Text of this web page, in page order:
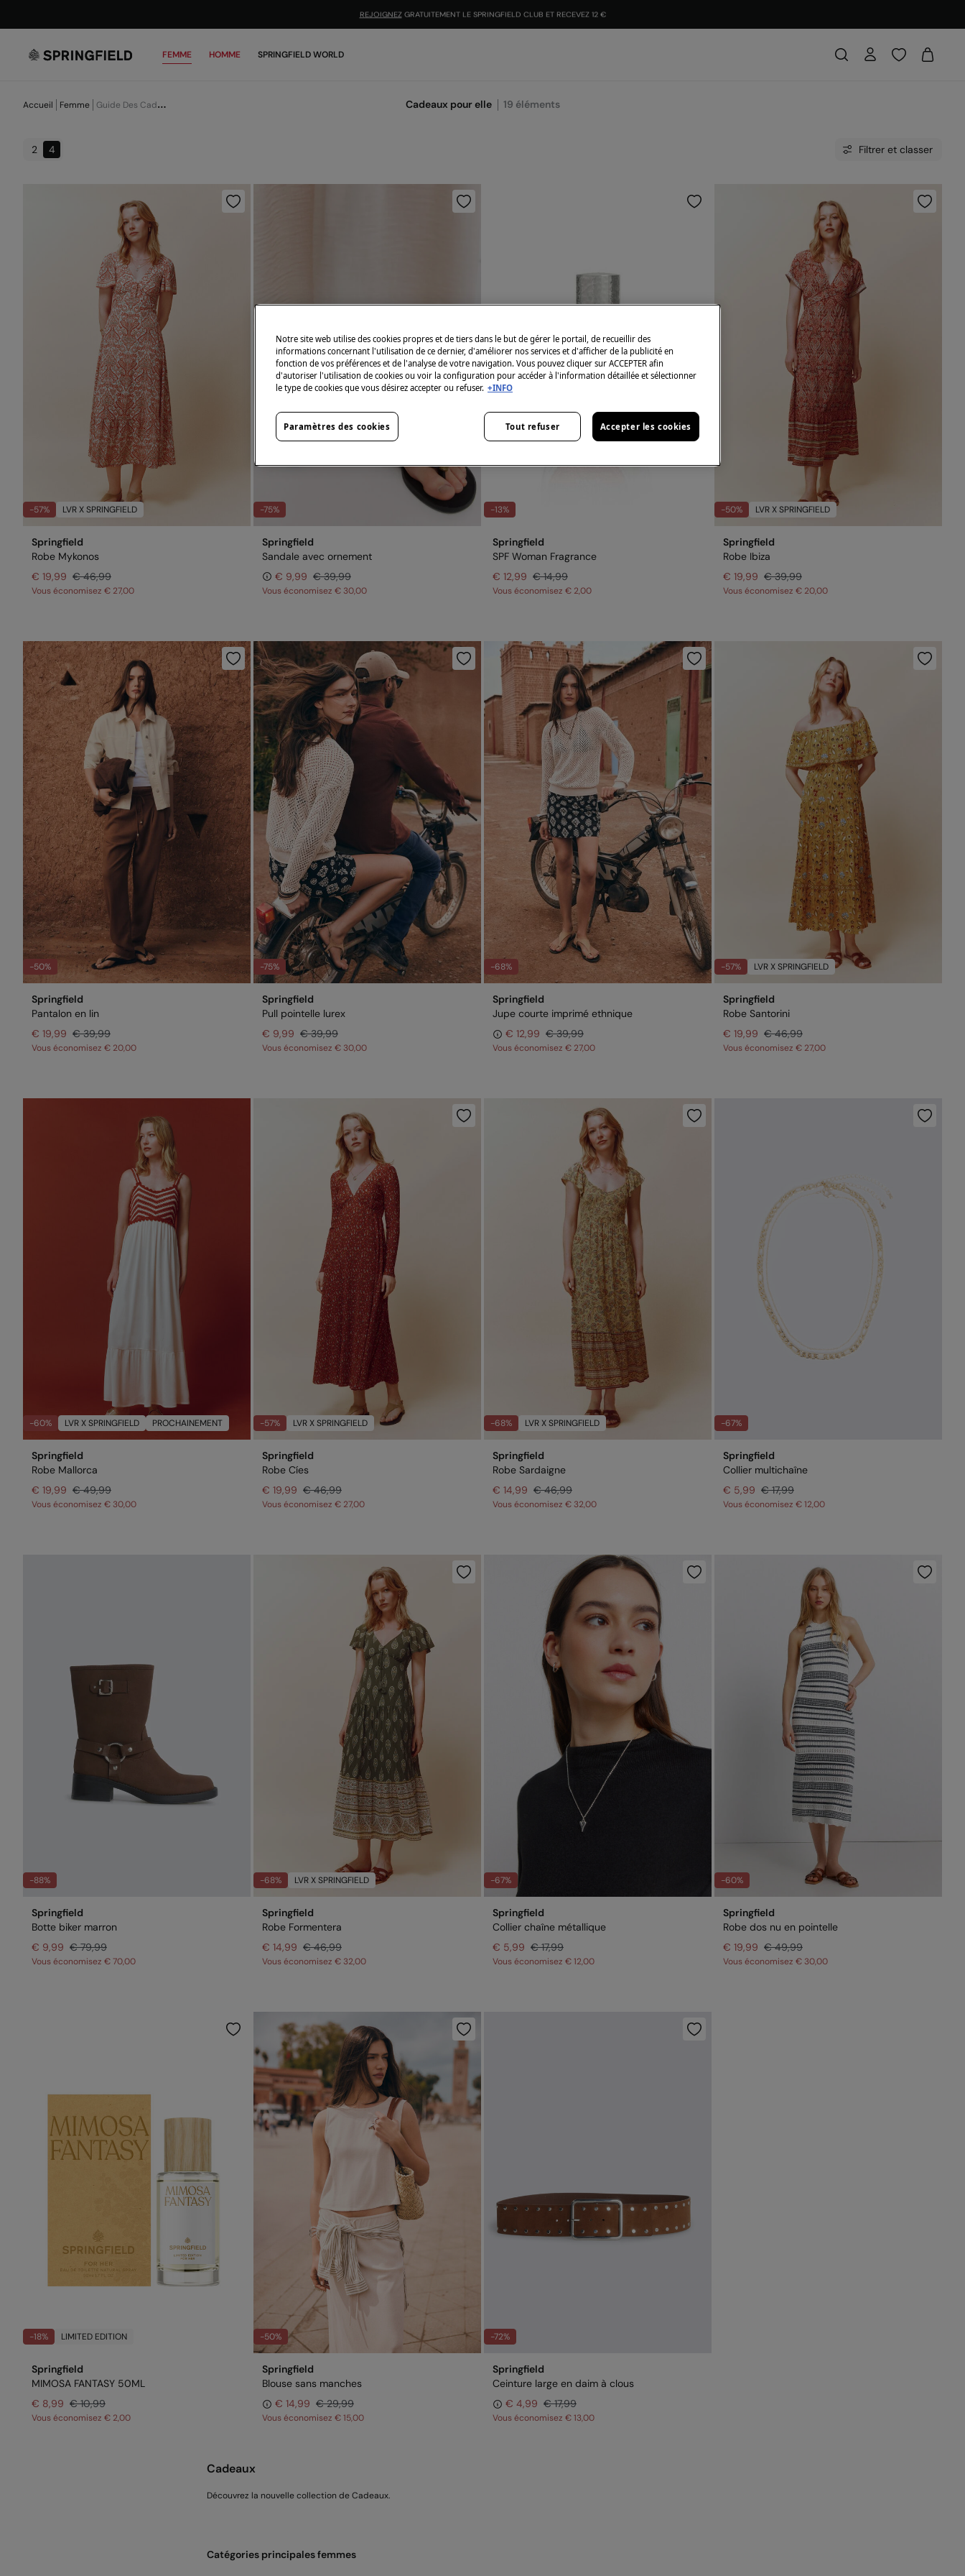
REJOIGNEZ GRATUITEMENT LE SPRINGFIELD CLUB ET RECEVEZ 12 €
FEMME HOMME SPRINGFIELD WORLD
Accueil Femme Guide Des Cadeaux Cadeaux pour elle 19 éléments
2 4 Filtrer et classer
-57% LVR X SPRINGFIELD
Springfield
Robe Mykonos
€ 19,99 € 46,99
Vous économisez € 27,00
-75%
Springfield
Sandale avec ornement
€ 9,99 € 39,99
Vous économisez € 30,00
-13%
Springfield
SPF Woman Fragrance
€ 12,99 € 14,99
Vous économisez € 2,00
-50% LVR X SPRINGFIELD
Springfield
Robe Ibiza
€ 19,99 € 39,99
Vous économisez € 20,00
-50%
Springfield
Pantalon en lin
€ 19,99 € 39,99
Vous économisez € 20,00
-75%
Springfield
Pull pointelle lurex
€ 9,99 € 39,99
Vous économisez € 30,00
-68%
Springfield
Jupe courte imprimé ethnique
€ 12,99 € 39,99
Vous économisez € 27,00
-57% LVR X SPRINGFIELD
Springfield
Robe Santorini
€ 19,99 € 46,99
Vous économisez € 27,00
-60% LVR X SPRINGFIELD PROCHAINEMENT
Springfield
Robe Mallorca
€ 19,99 € 49,99
Vous économisez € 30,00
-57% LVR X SPRINGFIELD
Springfield
Robe Cíes
€ 19,99 € 46,99
Vous économisez € 27,00
-68% LVR X SPRINGFIELD
Springfield
Robe Sardaigne
€ 14,99 € 46,99
Vous économisez € 32,00
-67%
Springfield
Collier multichaîne
€ 5,99 € 17,99
Vous économisez € 12,00
-88%
Springfield
Botte biker marron
€ 9,99 € 79,99
Vous économisez € 70,00
-68% LVR X SPRINGFIELD
Springfield
Robe Formentera
€ 14,99 € 46,99
Vous économisez € 32,00
-67%
Springfield
Collier chaîne métallique
€ 5,99 € 17,99
Vous économisez € 12,00
-60%
Springfield
Robe dos nu en pointelle
€ 19,99 € 49,99
Vous économisez € 30,00
-18% LIMITED EDITION
Springfield
MIMOSA FANTASY 50ML
€ 8,99 € 10,99
Vous économisez € 2,00
-50%
Springfield
Blouse sans manches
€ 14,99 € 29,99
Vous économisez € 15,00
-72%
Springfield
Ceinture large en daim à clous
€ 4,99 € 17,99
Vous économisez € 13,00
Cadeaux
Découvrez la nouvelle collection de Cadeaux.
Catégories principales femmes
Notre site web utilise des cookies propres et de tiers dans le but de gérer le portail, de recueillir des
informations concernant l'utilisation de ce dernier, d'améliorer nos services et d'afficher de la publicité en
fonction de vos préférences et de l'analyse de votre navigation. Vous pouvez cliquer sur ACCEPTER afin
d'autoriser l'utilisation de cookies ou voir la configuration pour accéder à l'information détaillée et sélectionner
le type de cookies que vous désirez accepter ou refuser. +INFO
Tout refuser Accepter les cookies
Paramètres des cookies